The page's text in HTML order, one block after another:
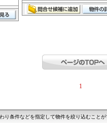
1
り条件などを指定して物件を絞り込むことが